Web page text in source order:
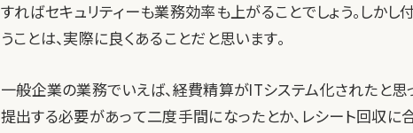
すればセキュリティーも業務効率も上がることでしょう。しか
うことは、実際に良くあることだと思います。
一般企業の業務でいえば、経費精算がITシステム化されたと思
提出する必要があって二度手間になったとか、レシート回収に